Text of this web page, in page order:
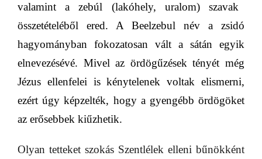
valamint azebúl
(lakóhely, uralom) szavak
összetételéből ered. A Beelzebul
név a zsidó
hagyományban fokozatosan vált a sátán egyik
elnevezésévé. Mivel az ördögűzések tényét még
Jézus ellenfelei is kénytelenek voltak elismerni,
ezért úgy képzelték, hogy a gyengébb ördögöket
az erősebbek kiűzhetik.
Olyan tetteket szokás Szentlélek elleni bűnökként